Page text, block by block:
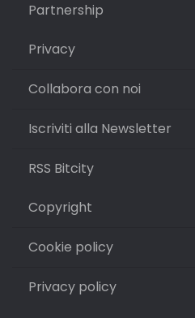
Partnership
Privacy
Collabora con noi
Iscriviti alla Newsletter
RSS Bitcity
Copyright
Cookie policy
Privacy policy